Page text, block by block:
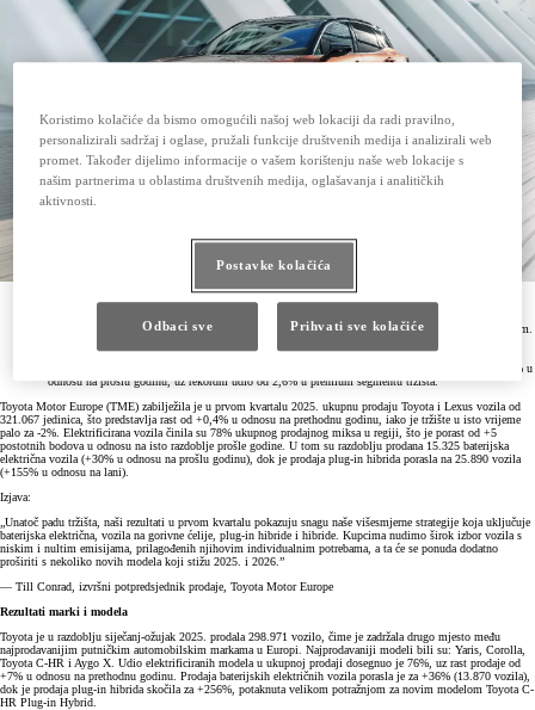
Prodaja Toyota Motor Europe (TME) u prvom kvartalu porasla je za +0,4%, čime je nadmašila
Toyota je zadržala poziciju drugog najprodavanijeg brenda automobila s 298.971 prodanim vozilom.
čini 78% ukupnog prodajnog miksa.
Lexus je ostvario najbolju prodaju u prvom kvartalu ikada – 22.096 vozila, što je porast od +15% u
odnosu na prošlu godinu, uz rekordni udio od 2,6% u premium segmentu tržišta.
Toyota Motor Europe (TME) zabilježila je u prvom kvartalu 2025. ukupnu prodaju Toyota i Lexus vozila od
321.067 jedinica, što predstavlja rast od +0,4% u odnosu na prethodnu godinu, iako je tržište u isto vrijeme
palo za -2%. Elektrificirana vozila činila su 78% ukupnog prodajnog miksa u regiji, što je porast od +5
postotnih bodova u odnosu na isto razdoblje prošle godine. U tom su razdoblju prodana 15.325 baterijska
električna vozila (+30% u odnosu na prošlu godinu), dok je prodaja plug-in hibrida porasla na 25.890 vozila
(+155% u odnosu na lani).
Izjava:
„Unatoč padu tržišta, naši rezultati u prvom kvartalu pokazuju snagu naše višesmjerne strategije koja uključuje
baterijska električna, vozila na gorivne ćelije, plug-in hibride i hibride. Kupcima nudimo širok izbor vozila s
niskim i nultim emisijama, prilagođenih njihovim individualnim potrebama, a ta će se ponuda dodatno
proširiti s nekoliko novih modela koji stižu 2025. i 2026.”
— Till Conrad, izvršni potpredsjednik prodaje, Toyota Motor Europe
Rezultati marki i modela
Toyota je u razdoblju siječanj-ožujak 2025. prodala 298.971 vozilo, čime je zadržala drugo mjesto među
najprodavanijim putničkim automobilskim markama u Europi. Najprodavaniji modeli bili su: Yaris, Corolla,
Toyota C-HR i Aygo X. Udio elektrificiranih modela u ukupnoj prodaji dosegnuo je 76%, uz rast prodaje od
+7% u odnosu na prethodnu godinu. Prodaja baterijskih električnih vozila porasla je za +36% (13.870 vozila),
dok je prodaja plug-in hibrida skočila za +256%, potaknuta velikom potražnjom za novim modelom Toyota C-
HR Plug-in Hybrid.
Koristimo kolačiće da bismo omogućili našoj web lokaciji da radi pravilno,
personalizirali sadržaj i oglase, pružali funkcije društvenih medija i analizirali web
promet. Također dijelimo informacije o vašem korištenju naše web lokacije s
našim partnerima u oblastima društvenih medija, oglašavanja i analitičkih
aktivnosti.
Postavke kolačića
Odbaci sve Prihvati sve kolačiće